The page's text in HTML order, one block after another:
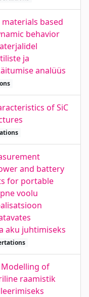
based
behavior
ja
analüüs
of SiC
and battery
for portable
voolu
aku juhtimiseks
of
raamistik